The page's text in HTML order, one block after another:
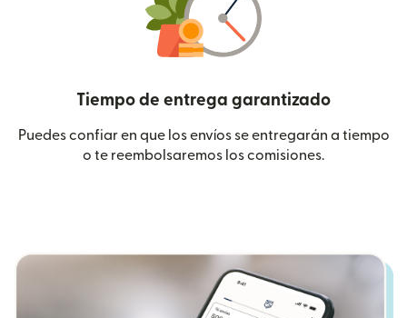
Tiempo de entrega garantizado
Puedes confiar en que los envíos se entregarán a tiempo
o te reembolsaremos los comisiones.